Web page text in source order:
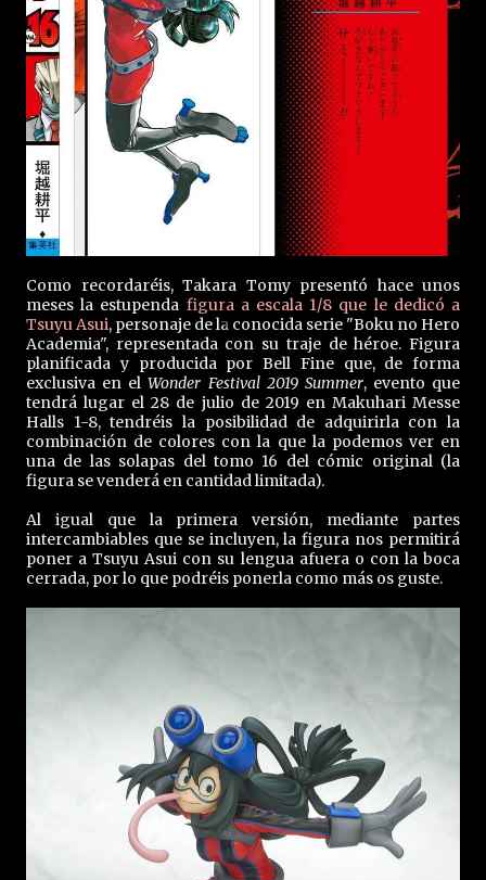
Como recordaréis, Takara Tomy presentó hace unos
meses la estupenda figura a escala 1/8 que le dedicó a
Tsuyu Asui, personaje de la conocida serie "Boku no Hero
Academia", representada con su traje de héroe. Figura
planificada y producida por Bell Fine que, de forma
exclusiva en elWonder Festival 2019 Summer, evento que
tendrá lugar el 28 de julio de 2019 en Makuhari Messe
Halls 1-8, tendréis la posibilidad de adquirirla con la
combinación de colores con la que la podemos ver en
una de las solapas del tomo 16 del cómic original (la
figura se venderá en cantidad limitada).
Al igual que la primera versión, mediante partes
intercambiables que se incluyen, la figura nos permitirá
poner a Tsuyu Asui con su lengua afuera o con la boca
cerrada, por lo que podréis ponerla como más os guste.